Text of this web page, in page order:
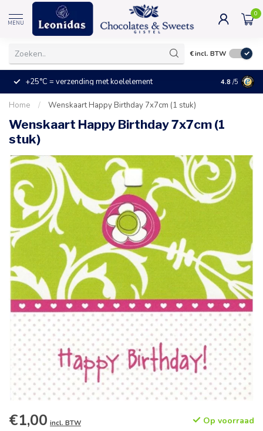
MENU
0
€incl. BTW
+25°C = verzending met koelelement Kleine
4.8 /5
Home / Wenskaart Happy Birthday 7x7cm (1 stuk)
Wenskaart Happy Birthday 7x7cm (1
stuk)
€1,00 incl. BTW Op voorraad